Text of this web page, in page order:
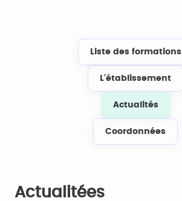
Liste des formations
L'établissement
Actualités
Coordonnées
Actualitées